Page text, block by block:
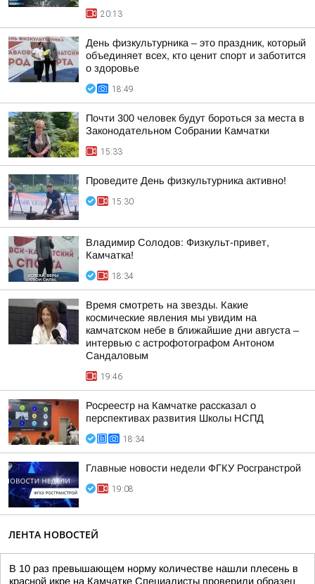
20:13
День физкультурника – это праздник, который
объединяет всех, кто ценит спорт и заботится
о здоровье
18:49
Почти 300 человек будут бороться за места в
Законодательном Собрании Камчатки
15:33
Проведите День физкультурника активно!
15:30
Владимир Солодов: Физкульт-привет,
Камчатка!
18:34
Время смотреть на звезды. Какие
космические явления мы увидим на
камчатском небе в ближайшие дни августа –
интервью с астрофотографом Антоном
Сандаловым
19:46
Росреестр на Камчатке рассказал о
перспективах развития Школы НСПД
18:34
Главные новости недели ФГКУ Росгранстрой
19:08
ЛЕНТА НОВОСТЕЙ
В 10 раз превышающем норму количестве нашли плесень в
красной икре на Камчатке Специалисты проверили образец